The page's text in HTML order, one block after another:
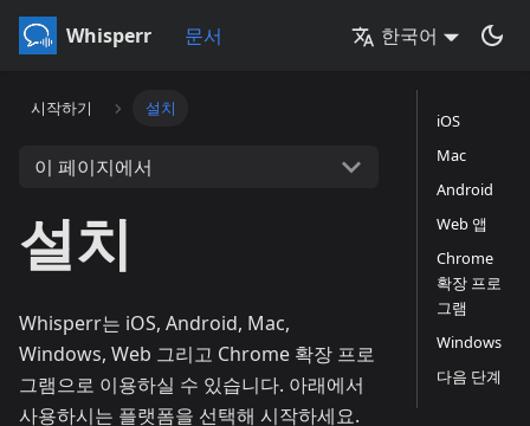
Whisperr 문서 한국어
시작하기 설치
이 페이지에서
설치
Whisperr는 iOS, Android, Mac,
Windows, Web 그리고 Chrome 확장 프로
그램으로 이용하실 수 있습니다. 아래에서
사용하시는 플랫폼을 선택해 시작하세요.
iOS
Mac
Android
Web 앱
Chrome
확장 프로
그램
Windows
다음 단계